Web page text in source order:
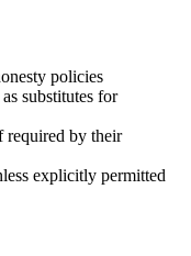
policies
substitutes for
required by their
explicitly permitted